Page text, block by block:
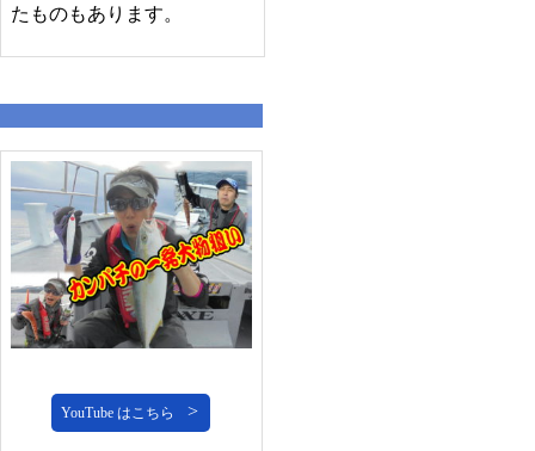
たものもあります。
YouTube はこちら